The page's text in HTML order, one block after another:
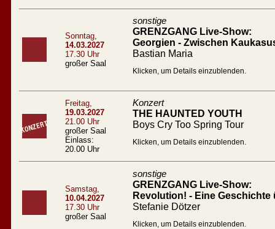
Sonntag,
14.03.2027
17.30 Uhr
großer Saal
sonstige
GRENZGANG Live-Show:
Georgien - Zwischen
Bastian Maria
Klicken, um Details einzublenden.
Freitag,
19.03.2027
21.00 Uhr
großer Saal
Einlass:
20.00 Uhr
Konzert
THE HAUNTED YOUTH
Boys Cry Too Spring Tour
Klicken, um Details einzublenden.
Samstag,
10.04.2027
17.30 Uhr
großer Saal
sonstige
GRENZGANG Live-Show:
Revolution! - Eine
Stefanie Dötzer
Klicken, um Details einzublenden.